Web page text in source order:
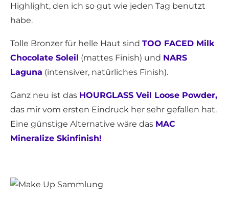
Highlight, den ich so gut wie jeden Tag benutzt
habe.
Tolle Bronzer für helle Haut sind TOO FACED Milk
Chocolate Soleil (mattes Finish) und NARS
Laguna (intensiver, natürliches Finish).
Ganz neu ist das HOURGLASS Veil Loose Powder,
das mir vom ersten Eindruck her sehr gefallen hat.
Eine günstige Alternative wäre das MAC
Mineralize Skinfinish!